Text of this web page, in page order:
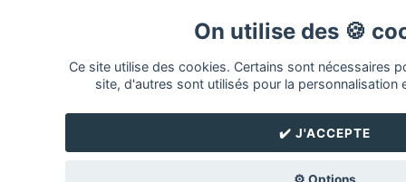
On utilise des 🍪
Ce site utilise des cookies. Certains sont nécessaires
site, d'autres sont utilisés pour la personnalisation
✔️ J'ACCEPTE